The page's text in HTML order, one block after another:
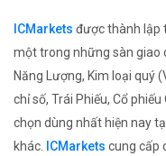
ICMarkets được thành lập
một trong những sàn giao
Năng Lượng, Kim loại quý
chỉ số, Trái Phiếu, Cổ
chọn dùng nhất hiện nay
khác. ICMarkets cung cấp